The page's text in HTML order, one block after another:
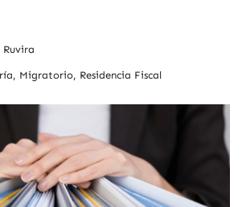
Migratorio, Residencia Fiscal